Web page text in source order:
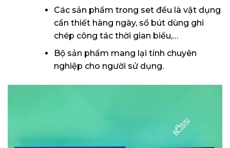
Các sản phẩm trong set đều là vật dụng
cần thiết hàng ngày, sổ bút dùng ghi
chép công tác thời gian biểu,…
Bộ sản phẩm mang lại tính chuyên
nghiệp cho người sử dụng.